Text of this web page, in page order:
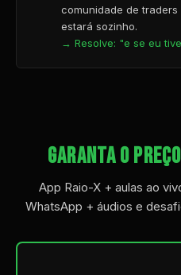
comunidade de
estará sozinho.
→ Resolve: "e se eu
GARANTA O
App Raio-X + aulas ao
WhatsApp + áudios e